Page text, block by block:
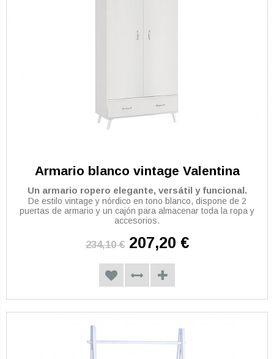
Armario blanco vintage Valentina
Un armario ropero elegante, versátil y funcional.
De estilo vintage y nórdico en tono blanco, dispone de 2
puertas de armario y un cajón para almacenar toda la ropa y
accesorios.
234,10 € 207,20 €